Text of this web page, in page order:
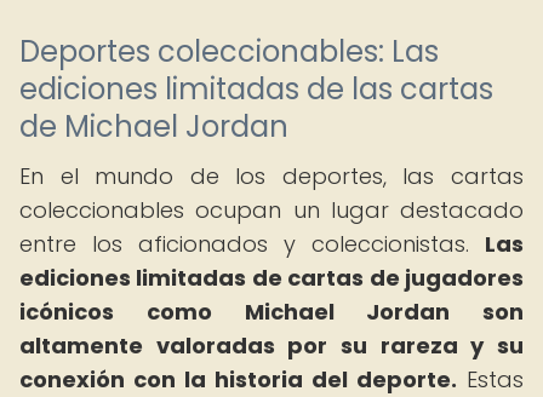
Deportes coleccionables: Las
ediciones limitadas de las cartas
de Michael Jordan
En el mundo de los deportes, las cartas
coleccionables ocupan un lugar destacado
entre los aficionados y coleccionistas. Las
ediciones limitadas de cartas de jugadores
icónicos como Michael Jordan son
altamente valoradas por su rareza y su
conexión con la historia del deporte. Estas